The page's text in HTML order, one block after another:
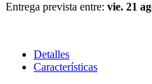
Entrega prevista entre: vie. 21
Detalles
Características